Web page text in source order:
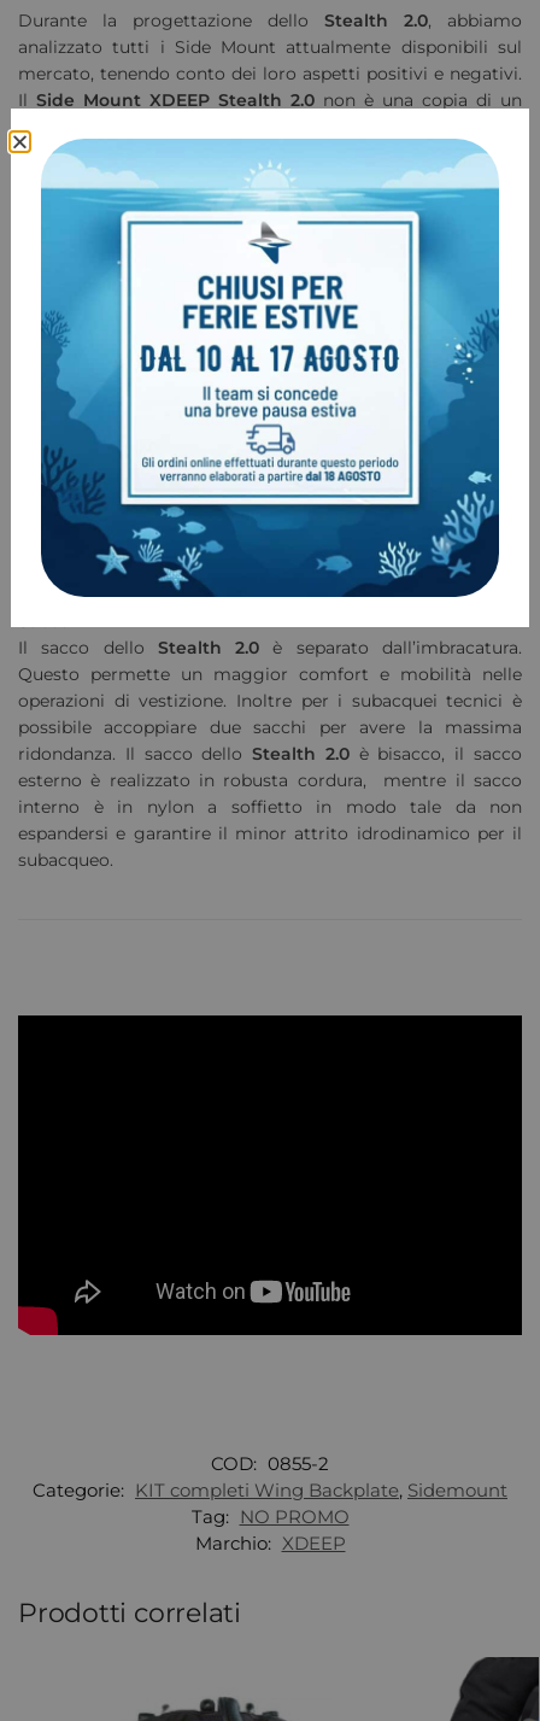
Durante la progettazione dello Stealth 2.0, abbiamo
analizzato tutti i Side Mount attualmente disponibili sul
mercato, tenendo conto dei loro aspetti positivi e negativi.
Il Side Mount XDEEP Stealth 2.0 non è una copia di un
modello esistente, si tratta di un Side Mount
completamente nuovo, con una struttura rivoluzionaria,
che può essere utilizzato in maniera ottimale nelle calde
grotte dello Yucatan o nelle fredde acque europee.
Sistema di zavorra innovativo
Il Side Mount
XDEEP Stealth 2.0 utilizza un sistema di
zavorra senza precedenti. Nelle immersioni in sidemount il
sistema di zavorra copre un ruolo fondamentale. La
corretta distribuzione del peso necessario e la quantità di
zavorra utilizzata viene spesso lasciata al casa. Con l’utilizzo
di una muta stagna e sottomuta pesante è necessario
posizionare la zavorra nel miglior modo.
Il sidemountXDeep Stealth 2.0risolve completamente il
problema della zavorra, infatti si possono inserire fino a
16kg di peso e distribuirlo in modo tale da raggiungere
l’assetto ideale ed un comfort senza eguali.
Il sacco dello Stealth 2.0è separato dall’imbracatura.
Questo permette un maggior comfort e mobilità nelle
operazioni di vestizione. Inoltre per i subacquei tecnici è
possibile accoppiare due sacchi per avere la massima
ridondanza. Il sacco dello Stealth 2.0 è bisacco, il sacco
esterno è realizzato in robusta cordura, mentre il sacco
interno è in nylon a soffietto in modo tale da non
espandersi e garantire il minor attrito idrodinamico per il
subacqueo.
COD: 0855-2
Categorie: KIT completi Wing Backplate, Sidemount
Tag: NO PROMO
Marchio: XDEEP
Prodotti correlati